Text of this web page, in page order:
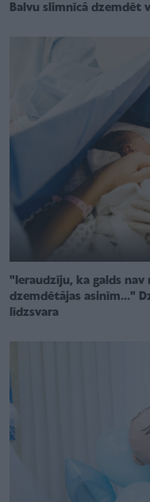
Balvu slimnīcā dzemdēt
"Ieraudzīju, ka galds
dzemdētājas asinīm..."
līdzsvara